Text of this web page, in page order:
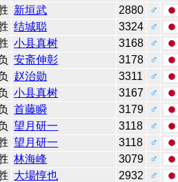
新垣武 2880
♂
结城聪 3324
♂
小县真树 3168
♂
安斋伸彰 3178
♂
赵治勋 3311
♂
小县真树 3167
♂
首藤瞬 3179
♂
望月研一 3118
♂
望月研一 3118
♂
林海峰 3079
♂
大場惇也 2932
♂